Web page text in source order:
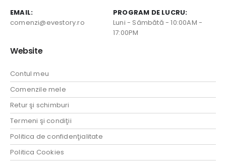
EMAIL:
comenzi@evestory.ro
PROGRAM DE LUCRU:
Luni - Sâmbătă - 10:00AM -
17:00PM
Website
Contul meu
Comenzile mele
Retur şi schimburi
Termeni şi condiţii
Politica de confidenţialitate
Politica Cookies